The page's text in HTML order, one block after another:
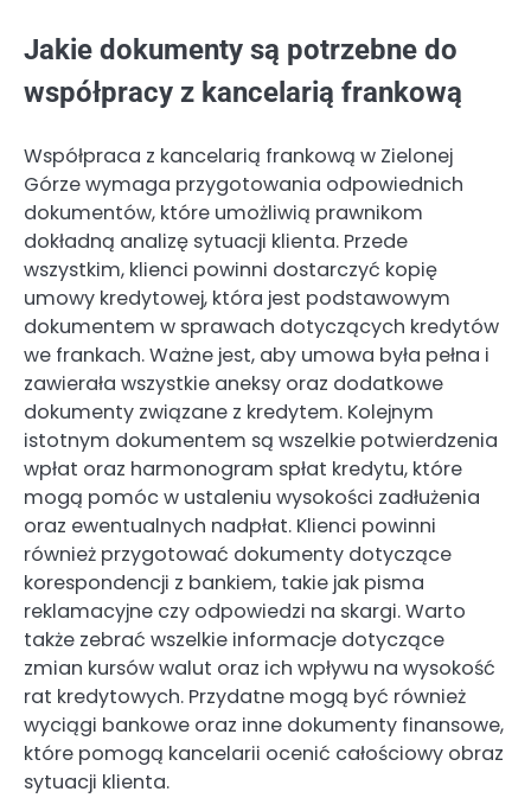
Jakie dokumenty są potrzebne do
współpracy z kancelarią frankową
Współpraca z kancelarią frankową w Zielonej
Górze wymaga przygotowania odpowiednich
dokumentów, które umożliwią prawnikom
dokładną analizę sytuacji klienta. Przede
wszystkim, klienci powinni dostarczyć kopię
umowy kredytowej, która jest podstawowym
dokumentem w sprawach dotyczących kredytów
we frankach. Ważne jest, aby umowa była pełna i
zawierała wszystkie aneksy oraz dodatkowe
dokumenty związane z kredytem. Kolejnym
istotnym dokumentem są wszelkie potwierdzenia
wpłat oraz harmonogram spłat kredytu, które
mogą pomóc w ustaleniu wysokości zadłużenia
oraz ewentualnych nadpłat. Klienci powinni
również przygotować dokumenty dotyczące
korespondencji z bankiem, takie jak pisma
reklamacyjne czy odpowiedzi na skargi. Warto
także zebrać wszelkie informacje dotyczące
zmian kursów walut oraz ich wpływu na wysokość
rat kredytowych. Przydatne mogą być również
wyciągi bankowe oraz inne dokumenty finansowe,
które pomogą kancelarii ocenić całościowy obraz
sytuacji klienta.